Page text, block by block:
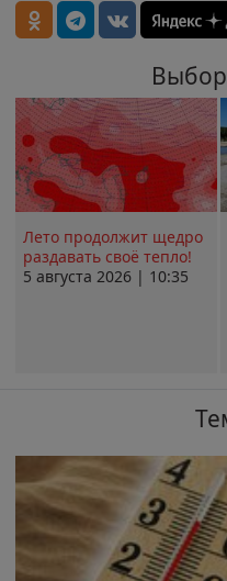
Лето продолжит щедро
раздавать своё тепло!
5 августа 2026 | 10:35